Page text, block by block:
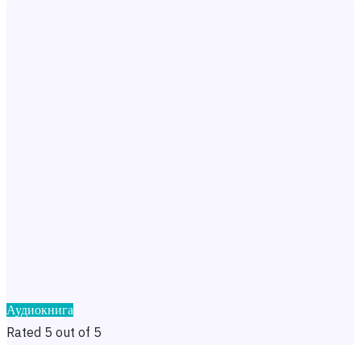
Аудиокнига
Rated 5 out of 5